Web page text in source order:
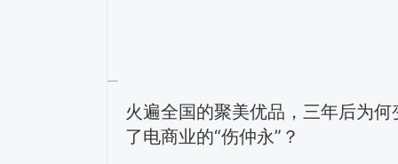
火遍全国的聚美优品，三年后为何
了电商业的“伤仲永”？